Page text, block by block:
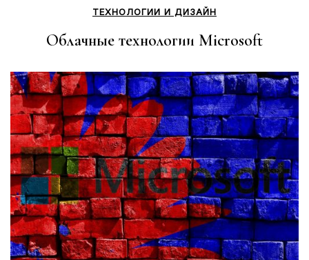
ТЕХНОЛОГИИ И ДИЗАЙН
Облачные технологии Microsoft